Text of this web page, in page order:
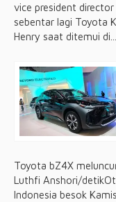
vice president
sebentar lagi Toyota
Henry saat ditemui di...
Toyota bZ4X
Luthfi Anshori/
Indonesia besok